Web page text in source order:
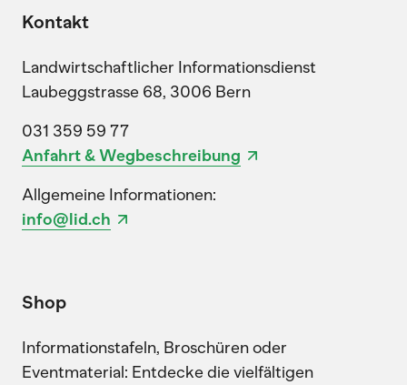
Kontakt
Landwirtschaftlicher Informationsdienst
Laubeggstrasse 68, 3006 Bern
031 359 59 77
Anfahrt & Wegbeschreibung
Allgemeine Informationen:
info@lid.ch
Shop
Informationstafeln, Broschüren oder
Eventmaterial: Entdecke die vielfältigen